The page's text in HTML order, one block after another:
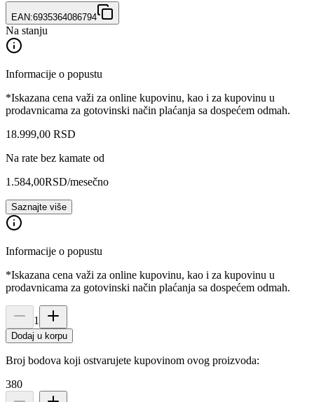
EAN:6935364086794
Na stanju
Informacije o popustu
*Iskazana cena važi za online kupovinu, kao i za kupovinu u
prodavnicama za gotovinski način plaćanja sa dospećem odmah.
18.999,00 RSD
Na rate bez kamate od
1.584,00RSD/mesečno
Saznajte više
Informacije o popustu
*Iskazana cena važi za online kupovinu, kao i za kupovinu u
prodavnicama za gotovinski način plaćanja sa dospećem odmah.
1
Dodaj u korpu
Broj bodova koji ostvarujete kupovinom ovog proizvoda:
380